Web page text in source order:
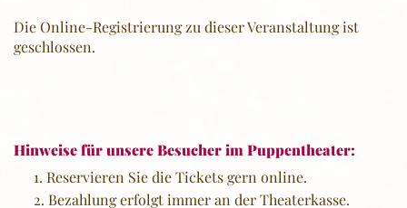
Die Online-Registrierung zu dieser Veranstaltung ist
geschlossen.
Hinweise für unsere Besucher im Puppentheater:
Reservieren Sie die Tickets gern online.
Bezahlung erfolgt immer an der Theaterkasse.